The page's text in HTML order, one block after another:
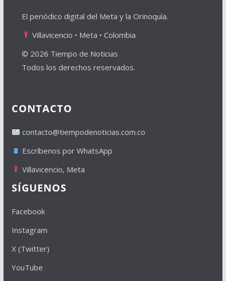
El periódico digital del Meta y la Orinoquía.
Villavicencio • Meta • Colombia
© 2026 Tiempo de Noticias
Todos los derechos reservados.
CONTACTO
contacto@tiempodenoticias.com.co
Escríbenos por WhatsApp
Villavicencio, Meta
SÍGUENOS
Facebook
Instagram
X (Twitter)
YouTube